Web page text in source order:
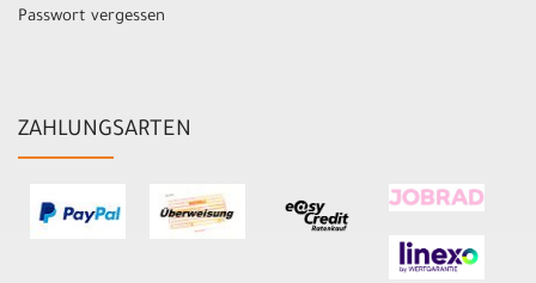
Passwort vergessen
ZAHLUNGSARTEN